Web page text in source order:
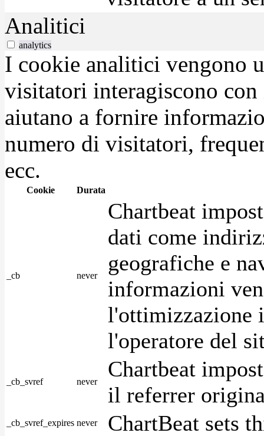
Analitici
analytics
I cookie analitici vengono
visitatori interagiscono
aiutano a fornire
numero di visitatori,
ecc.
Cookie Durata
_cb never
Chartbeat
dati come
geografiche e
informazioni
l'ottimizzazione
l'operatore del
_cb_svref never
Chartbeat
il referrer
_cb_svref_expires never ChartBeat sets